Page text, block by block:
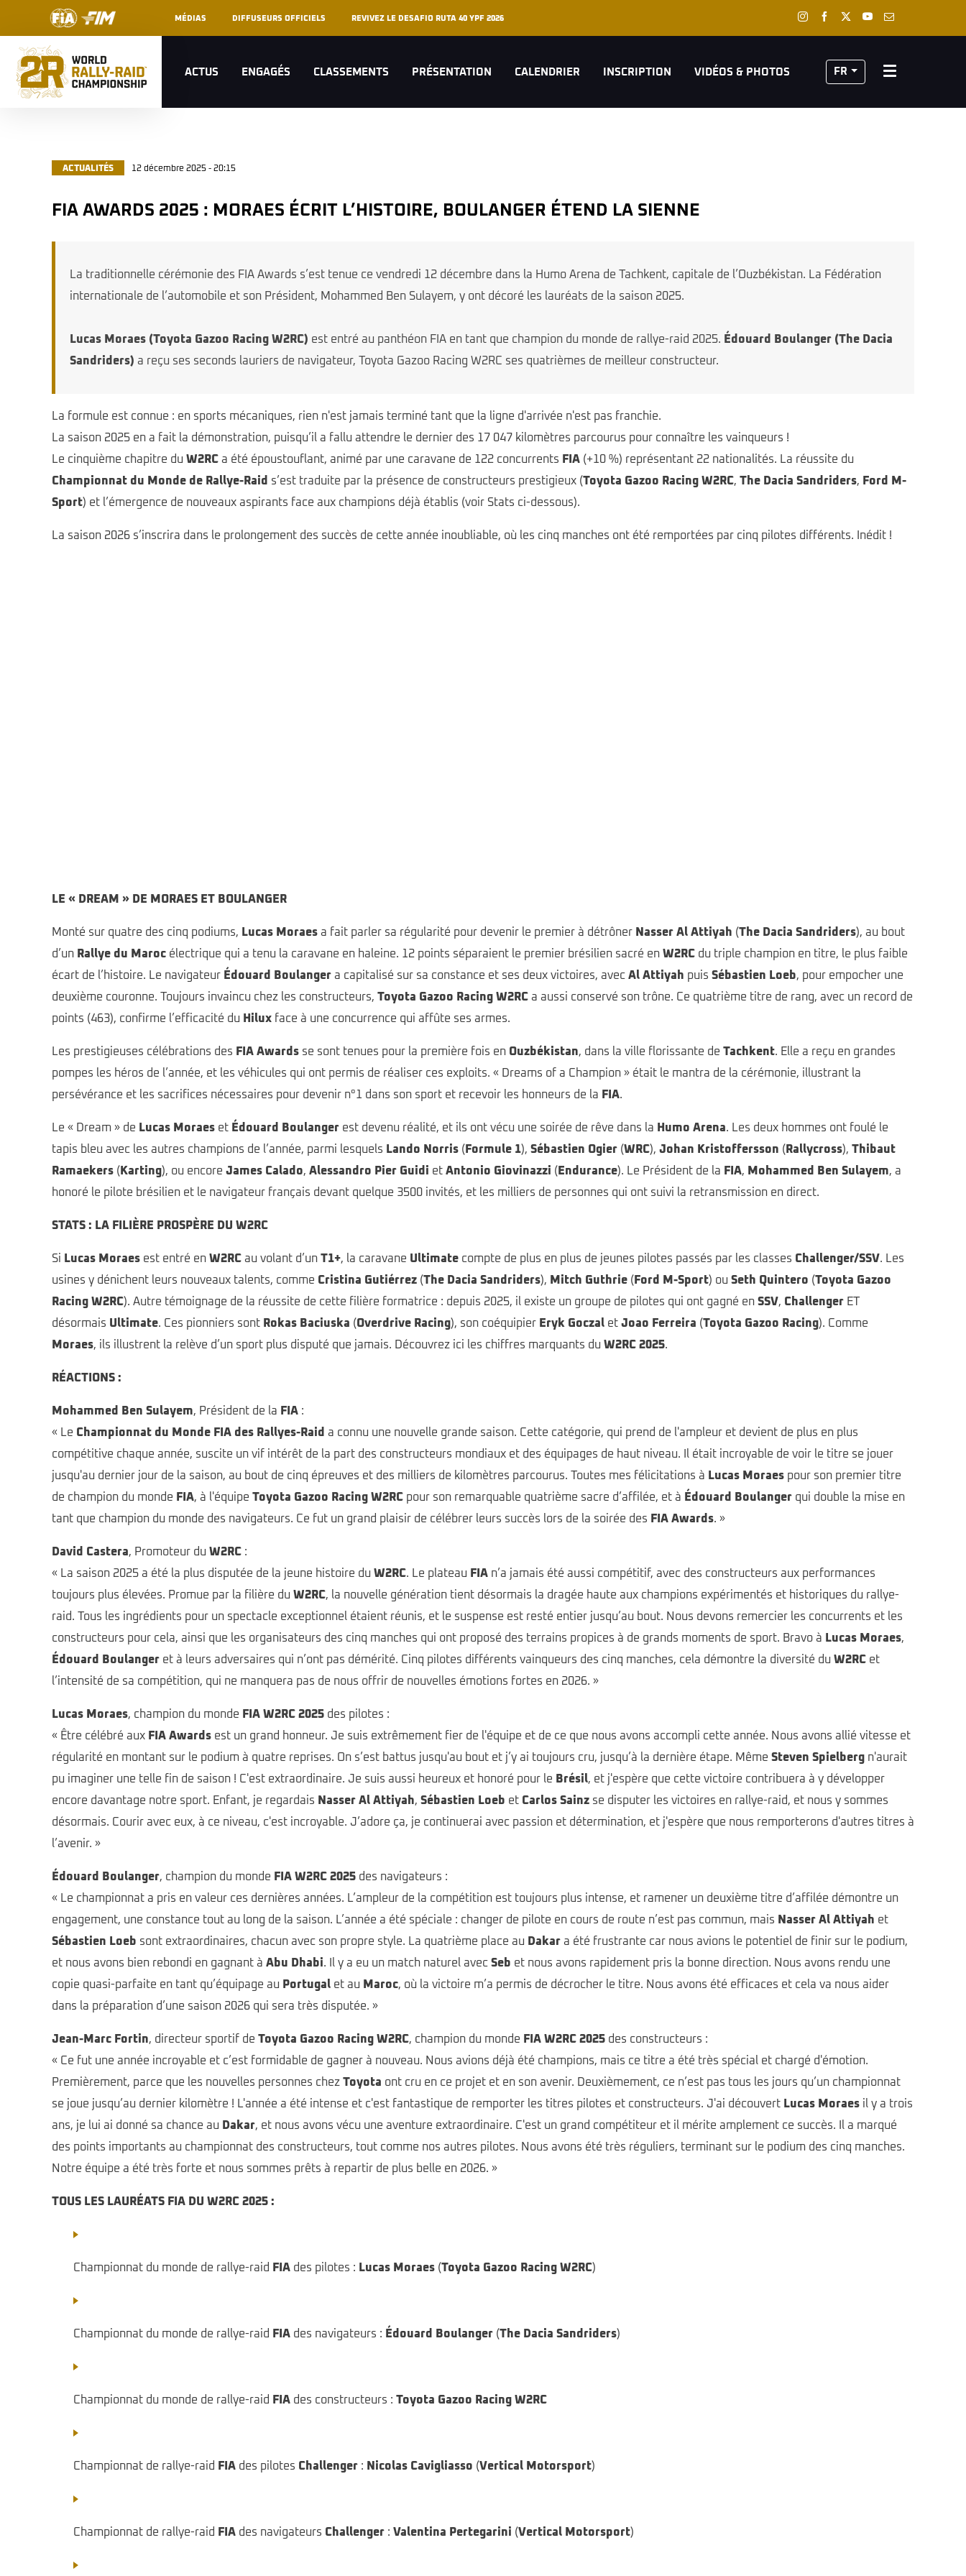
MÉDIAS DIFFUSEURS OFFICIELS REVIVEZ LE DESAFIO RUTA 40 YPF 2026
ACTUS ENGAGÉS CLASSEMENTS PRÉSENTATION CALENDRIER INSCRIPTION VIDÉOS & PHOTOS FR
ACTUALITÉS 12 décembre 2025 - 20:15
FIA AWARDS 2025 : MORAES ÉCRIT L’HISTOIRE, BOULANGER ÉTEND LA SIENNE
La traditionnelle cérémonie des FIA Awards s’est tenue ce vendredi 12 décembre dans la Humo Arena de Tachkent, capitale de l’Ouzbékistan. La Fédération
internationale de l’automobile et son Président, Mohammed Ben Sulayem, y ont décoré les lauréats de la saison 2025.
Lucas Moraes (Toyota Gazoo Racing W2RC) est entré au panthéon FIA en tant que champion du monde de rallye-raid 2025. Édouard Boulanger (The Dacia
Sandriders) a reçu ses seconds lauriers de navigateur, Toyota Gazoo Racing W2RC ses quatrièmes de meilleur constructeur.
La formule est connue : en sports mécaniques, rien n'est jamais terminé tant que la ligne d'arrivée n'est pas franchie.
La saison 2025 en a fait la démonstration, puisqu’il a fallu attendre le dernier des 17 047 kilomètres parcourus pour connaître les vainqueurs !
Le cinquième chapitre du W2RC a été époustouflant, animé par une caravane de 122 concurrents FIA (+10 %) représentant 22 nationalités. La réussite du
Championnat du Monde de Rallye-Raid s’est traduite par la présence de constructeurs prestigieux (Toyota Gazoo Racing W2RC, The Dacia Sandriders, Ford M-
Sport) et l’émergence de nouveaux aspirants face aux champions déjà établis (voir Stats ci-dessous).
La saison 2026 s’inscrira dans le prolongement des succès de cette année inoubliable, où les cinq manches ont été remportées par cinq pilotes différents. Inédit !
LE « DREAM » DE MORAES ET BOULANGER
Monté sur quatre des cinq podiums, Lucas Moraes a fait parler sa régularité pour devenir le premier à détrôner Nasser Al Attiyah (The Dacia Sandriders), au bout
d’un Rallye du Maroc électrique qui a tenu la caravane en haleine. 12 points séparaient le premier brésilien sacré en W2RC du triple champion en titre, le plus faible
écart de l’histoire. Le navigateur Édouard Boulanger a capitalisé sur sa constance et ses deux victoires, avec Al Attiyah puis Sébastien Loeb, pour empocher une
deuxième couronne. Toujours invaincu chez les constructeurs, Toyota Gazoo Racing W2RC a aussi conservé son trône. Ce quatrième titre de rang, avec un record de
points (463), confirme l’efficacité du Hilux face à une concurrence qui affûte ses armes.
Les prestigieuses célébrations des FIA Awards se sont tenues pour la première fois en Ouzbékistan, dans la ville florissante de Tachkent. Elle a reçu en grandes
pompes les héros de l’année, et les véhicules qui ont permis de réaliser ces exploits. « Dreams of a Champion » était le mantra de la cérémonie, illustrant la
persévérance et les sacrifices nécessaires pour devenir n°1 dans son sport et recevoir les honneurs de la FIA.
Le « Dream » de Lucas Moraes et Édouard Boulanger est devenu réalité, et ils ont vécu une soirée de rêve dans la Humo Arena. Les deux hommes ont foulé le
tapis bleu avec les autres champions de l’année, parmi lesquels Lando Norris ( Formule 1), Sébastien Ogier (WRC), Johan Kristoffersson ( Rallycross), Thibaut
Ramaekers ( Karting), ou encore James Calado, Alessandro Pier Guidi et Antonio Giovinazzi ( Endurance). Le Président de la FIA, Mohammed Ben Sulayem, a
honoré le pilote brésilien et le navigateur français devant quelque 3500 invités, et les milliers de personnes qui ont suivi la retransmission en direct.
STATS : LA FILIÈRE PROSPÈRE DU W2RC
Si Lucas Moraes est entré en W2RC au volant d’un T1+, la caravane Ultimate compte de plus en plus de jeunes pilotes passés par les classes Challenger/SSV. Les
usines y dénichent leurs nouveaux talents, comme Cristina Gutiérrez (The Dacia Sandriders), Mitch Guthrie ( Ford M-Sport) ou Seth Quintero (Toyota Gazoo
Racing W2RC). Autre témoignage de la réussite de cette filière formatrice : depuis 2025, il existe un groupe de pilotes qui ont gagné en SSV, Challenger ET
désormais Ultimate. Ces pionniers sont Rokas Baciuska (Overdrive Racing), son coéquipier Eryk Goczal et Joao Ferreira (Toyota Gazoo Racing). Comme
Moraes, ils illustrent la relève d’un sport plus disputé que jamais. Découvrez ici les chiffres marquants du W2RC 2025.
RÉACTIONS :
Mohammed Ben Sulayem, Président de la FIA :
« Le Championnat du Monde FIA des Rallyes-Raid a connu une nouvelle grande saison. Cette catégorie, qui prend de l'ampleur et devient de plus en plus
compétitive chaque année, suscite un vif intérêt de la part des constructeurs mondiaux et des équipages de haut niveau. Il était incroyable de voir le titre se jouer
jusqu'au dernier jour de la saison, au bout de cinq épreuves et des milliers de kilomètres parcourus. Toutes mes félicitations à Lucas Moraes pour son premier titre
de champion du monde FIA, à l'équipe Toyota Gazoo Racing W2RC pour son remarquable quatrième sacre d’affilée, et à Édouard Boulanger qui double la mise en
tant que champion du monde des navigateurs. Ce fut un grand plaisir de célébrer leurs succès lors de la soirée des FIA Awards. »
David Castera, Promoteur du W2RC :
« La saison 2025 a été la plus disputée de la jeune histoire du W2RC. Le plateau FIA n’a jamais été aussi compétitif, avec des constructeurs aux performances
toujours plus élevées. Promue par la filière du W2RC, la nouvelle génération tient désormais la dragée haute aux champions expérimentés et historiques du rallye-
raid. Tous les ingrédients pour un spectacle exceptionnel étaient réunis, et le suspense est resté entier jusqu’au bout. Nous devons remercier les concurrents et les
constructeurs pour cela, ainsi que les organisateurs des cinq manches qui ont proposé des terrains propices à de grands moments de sport. Bravo à Lucas Moraes,
Édouard Boulanger et à leurs adversaires qui n’ont pas démérité. Cinq pilotes différents vainqueurs des cinq manches, cela démontre la diversité du W2RC et
l’intensité de sa compétition, qui ne manquera pas de nous offrir de nouvelles émotions fortes en 2026. »
Lucas Moraes, champion du monde FIA W2RC 2025 des pilotes :
« Être célébré aux FIA Awards est un grand honneur. Je suis extrêmement fier de l'équipe et de ce que nous avons accompli cette année. Nous avons allié vitesse et
régularité en montant sur le podium à quatre reprises. On s’est battus jusqu'au bout et j’y ai toujours cru, jusqu’à la dernière étape. Même Steven Spielberg n'aurait
pu imaginer une telle fin de saison ! C'est extraordinaire. Je suis aussi heureux et honoré pour le Brésil, et j'espère que cette victoire contribuera à y développer
encore davantage notre sport. Enfant, je regardais Nasser Al Attiyah, Sébastien Loeb et Carlos Sainz se disputer les victoires en rallye-raid, et nous y sommes
désormais. Courir avec eux, à ce niveau, c'est incroyable. J’adore ça, je continuerai avec passion et détermination, et j'espère que nous remporterons d'autres titres à
l’avenir. »
Édouard Boulanger, champion du monde FIA W2RC 2025 des navigateurs :
« Le championnat a pris en valeur ces dernières années. L’ampleur de la compétition est toujours plus intense, et ramener un deuxième titre d’affilée démontre un
engagement, une constance tout au long de la saison. L’année a été spéciale : changer de pilote en cours de route n’est pas commun, mais Nasser Al Attiyah et
Sébastien Loeb sont extraordinaires, chacun avec son propre style. La quatrième place au Dakar a été frustrante car nous avions le potentiel de finir sur le podium,
et nous avons bien rebondi en gagnant à Abu Dhabi. Il y a eu un match naturel avec Seb et nous avons rapidement pris la bonne direction. Nous avons rendu une
copie quasi-parfaite en tant qu’équipage au Portugal et au Maroc, où la victoire m’a permis de décrocher le titre. Nous avons été efficaces et cela va nous aider
dans la préparation d’une saison 2026 qui sera très disputée. »
Jean-Marc Fortin, directeur sportif de Toyota Gazoo Racing W2RC, champion du monde FIA W2RC 2025 des constructeurs :
« Ce fut une année incroyable et c’est formidable de gagner à nouveau. Nous avions déjà été champions, mais ce titre a été très spécial et chargé d'émotion.
Premièrement, parce que les nouvelles personnes chez Toyota ont cru en ce projet et en son avenir. Deuxièmement, ce n’est pas tous les jours qu’un championnat
se joue jusqu’au dernier kilomètre ! L'année a été intense et c'est fantastique de remporter les titres pilotes et constructeurs. J'ai découvert Lucas Moraes il y a trois
ans, je lui ai donné sa chance au Dakar, et nous avons vécu une aventure extraordinaire. C'est un grand compétiteur et il mérite amplement ce succès. Il a marqué
des points importants au championnat des constructeurs, tout comme nos autres pilotes. Nous avons été très réguliers, terminant sur le podium des cinq manches.
Notre équipe a été très forte et nous sommes prêts à repartir de plus belle en 2026. »
TOUS LES LAURÉATS FIA DU W2RC 2025 :
Championnat du monde de rallye-raid FIA des pilotes : Lucas Moraes (Toyota Gazoo Racing W2RC)
Championnat du monde de rallye-raid FIA des navigateurs : Édouard Boulanger (The Dacia Sandriders)
Championnat du monde de rallye-raid FIA des constructeurs : Toyota Gazoo Racing W2RC
Championnat de rallye-raid FIA des pilotes Challenger : Nicolas Cavigliasso (Vertical Motorsport)
Championnat de rallye-raid FIA des navigateurs Challenger : Valentina Pertegarini (Vertical Motorsport)